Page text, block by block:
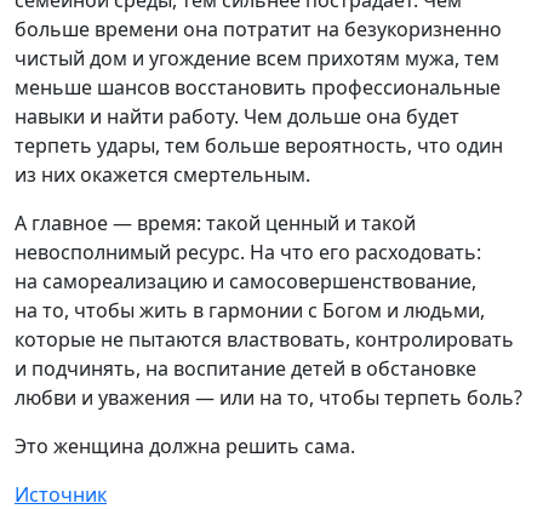
больше времени она потратит на безукоризненно
чистый дом и угождение всем прихотям мужа, тем
меньше шансов восстановить профессиональные
навыки и найти работу. Чем дольше она будет
терпеть удары, тем больше вероятность, что один
из них окажется смертельным.
А главное — время: такой ценный и такой
невосполнимый ресурс. На что его расходовать:
на самореализацию и самосовершенствование,
на то, чтобы жить в гармонии с Богом и людьми,
которые не пытаются властвовать, контролировать
и подчинять, на воспитание детей в обстановке
любви и уважения — или на то, чтобы терпеть боль?
Это женщина должна решить сама.
Источник